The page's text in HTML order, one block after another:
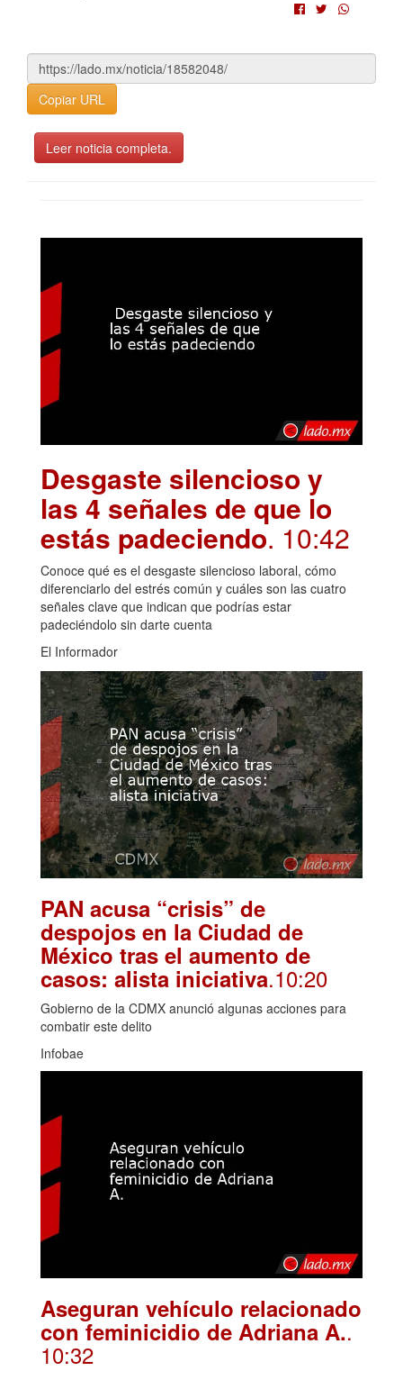
Copiar URL
Leer noticia completa.
Desgaste silencioso y
las 4 señales de que lo
estás padeciendo. 10:42
Conoce qué es el desgaste silencioso laboral, cómo
diferenciarlo del estrés común y cuáles son las cuatro
señales clave que indican que podrías estar
padeciéndolo sin darte cuenta
El Informador
PAN acusa “crisis” de
despojos en la Ciudad de
México tras el aumento de
casos: alista iniciativa.10:20
Gobierno de la CDMX anunció algunas acciones para
combatir este delito
Infobae
Aseguran vehículo relacionado
con feminicidio de Adriana A..
10:32